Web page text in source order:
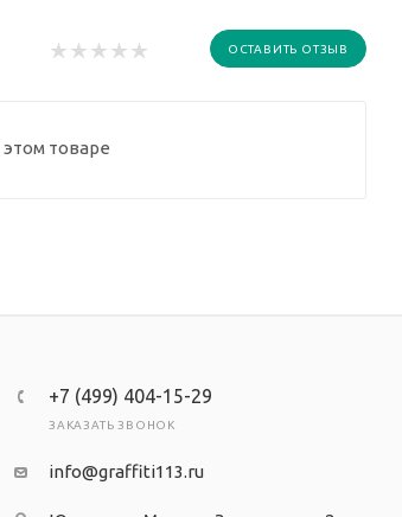
ОСТАВИТЬ ОТЗЫВ
товаре
+7 (499) 404-15-29
ЗАКАЗАТЬ ЗВОНОК
info@graffiti113.ru